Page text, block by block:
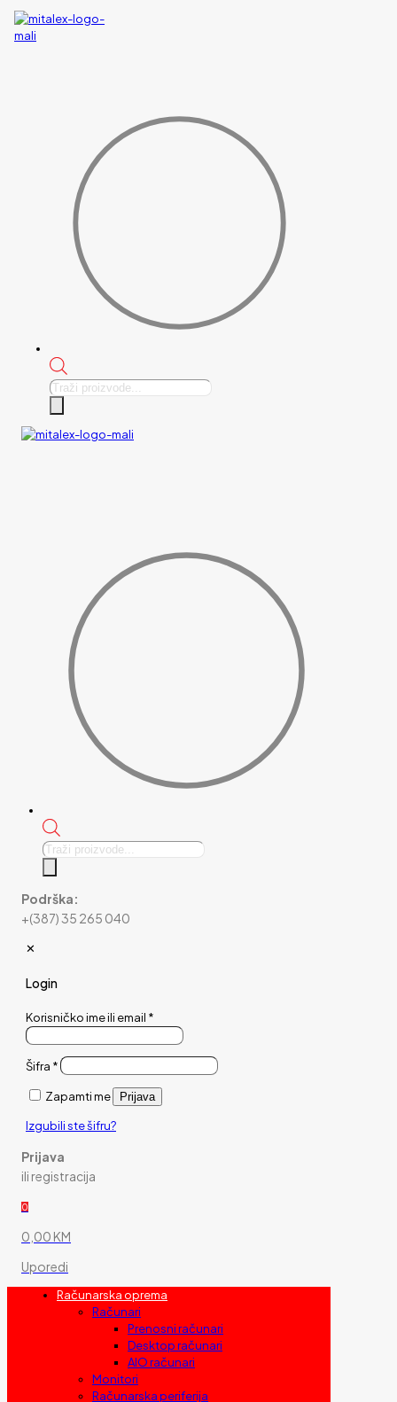
Products
Products
Podrška:
+(387) 35 265 040
✕
Login
Korisničko ime ili email *
Šifra *
Zapamti me Prijava
Izgubili ste šifru?
Prijava
ili registracija
0
0,00 KM
Uporedi
Računarska oprema
Računari
Prenosni računari
Desktop računari
AIO računari
Monitori
Računarska periferija